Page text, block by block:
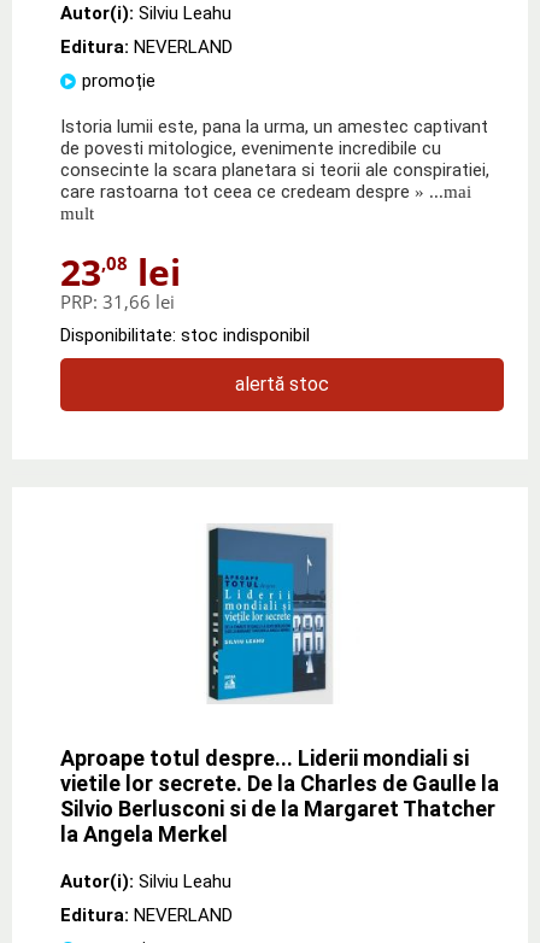
Autor(i): Silviu Leahu
Editura: NEVERLAND
promoție
Istoria lumii este, pana la urma, un amestec captivant
de povesti mitologice, evenimente incredibile cu
consecinte la scara planetara si teorii ale conspiratiei,
care rastoarna tot ceea ce credeam despre » ...mai
mult
23,08 lei
PRP: 31,66 lei
Disponibilitate: stoc indisponibil
alertă stoc
Aproape totul despre... Liderii mondiali si
vietile lor secrete. De la Charles de Gaulle la
Silvio Berlusconi si de la Margaret Thatcher
la Angela Merkel
Autor(i): Silviu Leahu
Editura: NEVERLAND